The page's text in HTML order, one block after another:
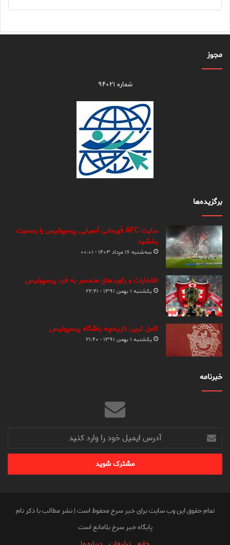
مجوز
شماره ۹۴۰۲۱
برگزیده‌ها
سایت AFC قهرمانی آسیایی پرسپولیس را رسمیت
بخشید
سه‌شنبه ۱۶ مرداد ۱۴۰۳ - ۰۰:۰۱
افتخارات و رکوردهای منحصر به فرد پرسپولیس
یکشنبه ۱ بهمن ۱۳۹۱ - ۲۲:۴۱
کامل ترین تاریخچه باشگاه پرسپولیس
یکشنبه ۱ بهمن ۱۳۹۱ - ۲۱:۴۰
خبرنامه
آدرس
ایمیل
خود
وارد
تمام حقوق این وب سایت برای خبر سرخ محفوظ است | نشر مطالب با ذکر نام
پایگاه خبر سرخ بلامانع است